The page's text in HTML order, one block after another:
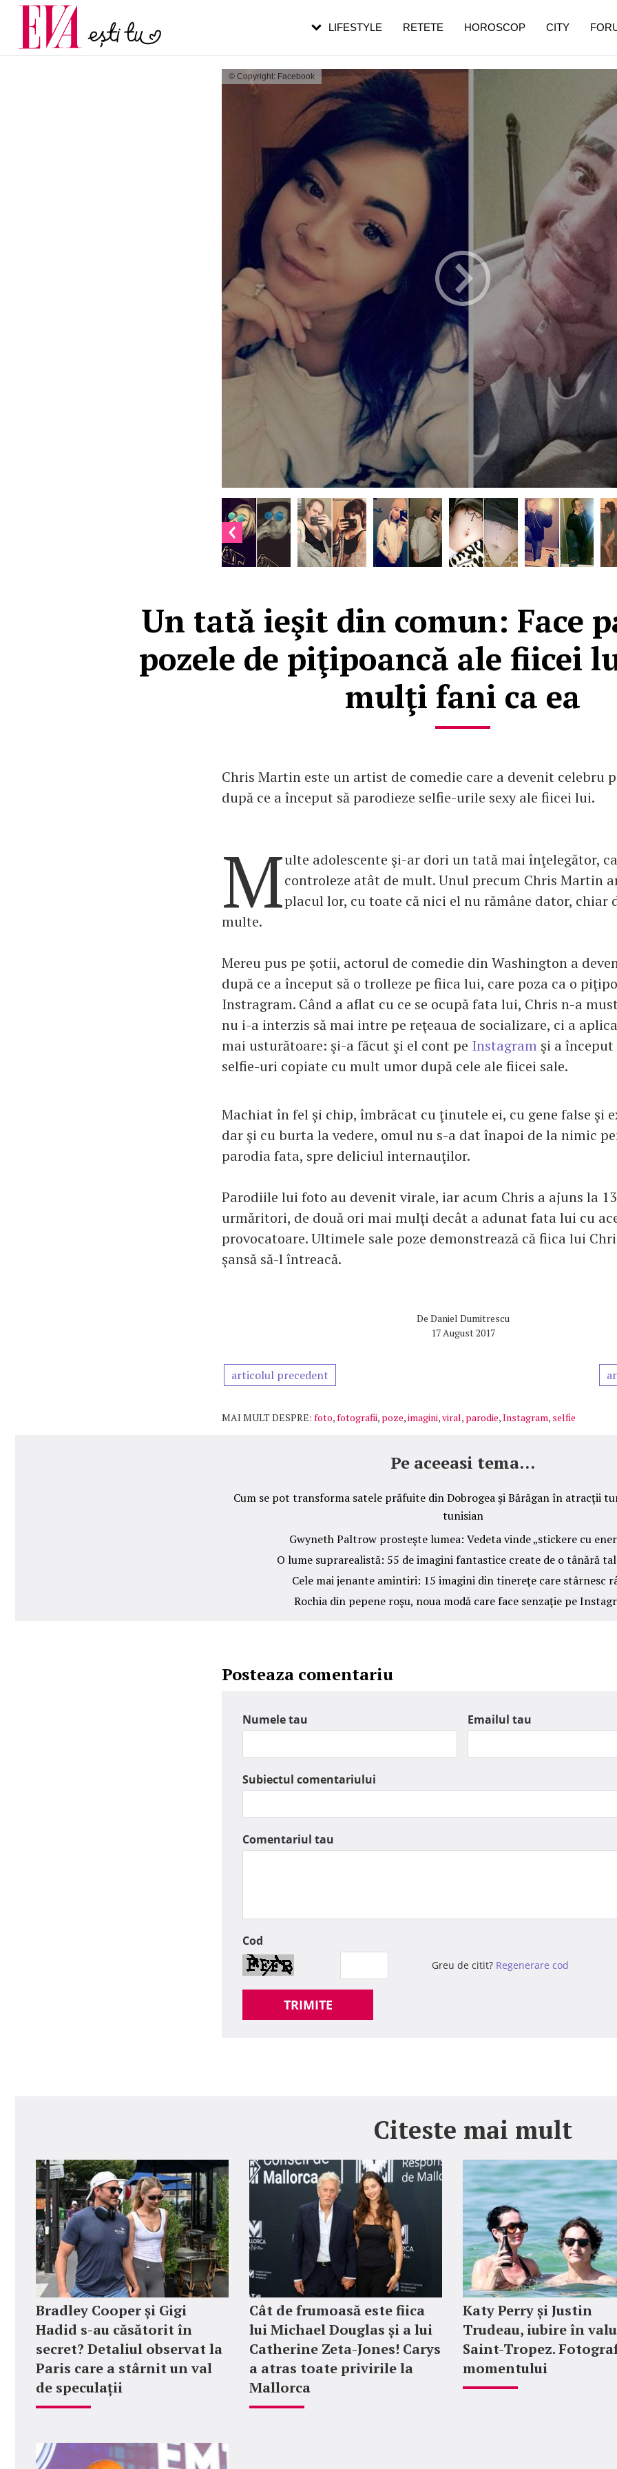
© Copyright: Facebook
Un tată ieşit din comun: Face
pozele de piţipoancă ale fiicei
mulţi fani ca ea
Chris Martin este un artist de comedie care a devenit celebru
după ce a început să parodieze selfie-urile sexy ale fiicei lui.
Multe adolescente şi-ar dori un tată mai înţelegător,
controleze atât de mult. Unul precum Chris Martin
placul lor, cu toate că nici el nu rămâne dator, chiar
multe.
Mereu pus pe şotii, actorul de comedie din Washington a
după ce a început să o trolleze pe fiica lui, care poza ca o
Instragram. Când a aflat cu ce se ocupă fata lui, Chris n-a
nu i-a interzis să mai intre pe reţeaua de socializare, ci a
mai usturătoare: şi-a făcut şi el cont pe Instagram şi a început
selfie-uri copiate cu mult umor după cele ale fiicei sale.
Machiat în fel şi chip, îmbrăcat cu ţinutele ei, cu gene false şi
dar şi cu burta la vedere, omul nu s-a dat înapoi de la nimic
parodia fata, spre deliciul internauţilor.
Parodiile lui foto au devenit virale, iar acum Chris a ajuns la
urmăritori, de două ori mai mulţi decât a adunat fata lui cu
provocatoare. Ultimele sale poze demonstrează că fiica lui
şansă să-l întreacă.
De Daniel Dumitrescu
17 August 2017
articolul precedent
MAI MULT DESPRE: foto,fotografii, poze,imagini,viral, parodie,Instagram, selfie
Pe aceeasi tema...
Cum se pot transforma satele prăfuite din Dobrogea şi Bărăgan în atracţii
tunisian
Gwyneth Paltrow prosteşte lumea: Vedeta vinde „stickere cu
O lume suprarealistă: 55 de imagini fantastice create de o tânără
Cele mai jenante amintiri: 15 imagini din tinereţe care stârnesc
Rochia din pepene roşu, noua modă care face senzaţie pe
Posteaza comentariu
Numele tau Emailul tau
Subiectul comentariului
Comentariul tau
Cod
Greu de citit? Regenerare cod
TRIMITE
Citeste mai mult
Bradley Cooper și Gigi
Hadid s-au căsătorit în
secret? Detaliul observat la
Paris care a stârnit un val
de speculații
Cât de frumoasă este fiica
lui Michael Douglas și a lui
Catherine Zeta-Jones! Carys
a atras toate privirile la
Mallorca
Katy Perry și Justin
Trudeau, iubire în
Saint-Tropez.
momentului
LIFESTYLE RETETE HOROSCOP CITY
Carieră
Actualitate
pe măsură ce înaintezi în vârstă
de dureroasă este investigația